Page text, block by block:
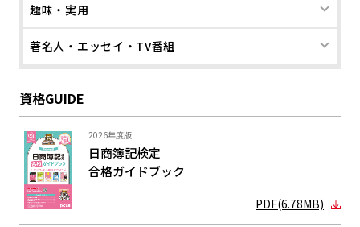
趣味・実用
著名人・エッセイ・TV番組
資格GUIDE
2026年度版
日商簿記検定
合格ガイドブック
PDF(6.78MB)